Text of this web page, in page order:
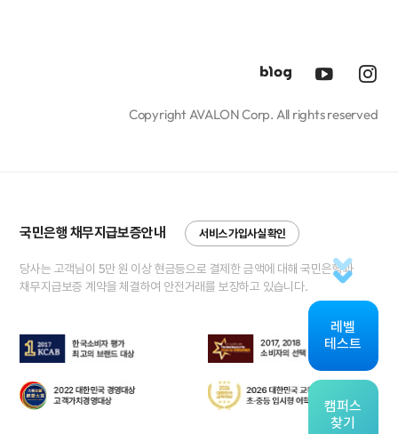
레벨
테스트
캠퍼스
찾기
Copyright AVALON Corp. All rights reserved
국민은행 채무지급보증안내 서비스 가입사실 확인
당사는 고객님이 5만 원 이상 현금등으로 결제한 금액에 대해 국민은행과
채무지급보증 계약을 체결하여 안전거래를 보장하고 있습니다.